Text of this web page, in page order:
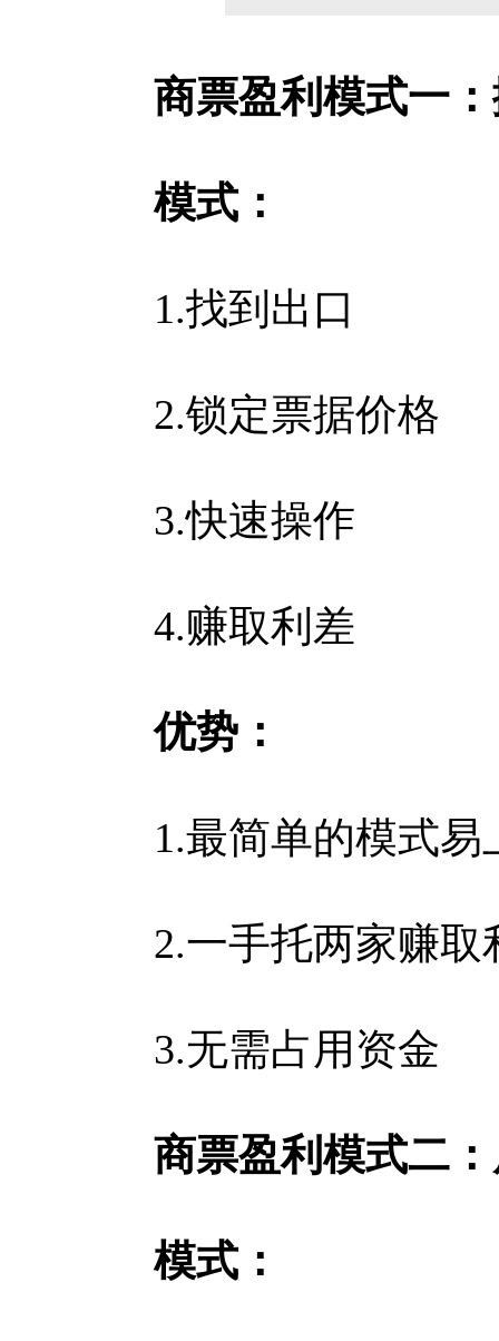
商票盈利模式一
模式：
1.找到出口
2.锁定票据价格
3.快速操作
4.赚取利差
优势：
1.最简单的模式易
2.一手托两家赚取
3.无需占用资金
商票盈利模式二：
模式：